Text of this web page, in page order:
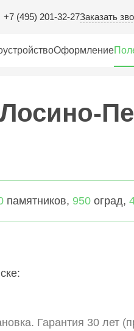
+7 (495) 201-32-27Заказать
Оформление
памятников, 950 оград,
Гарантия 30 лет